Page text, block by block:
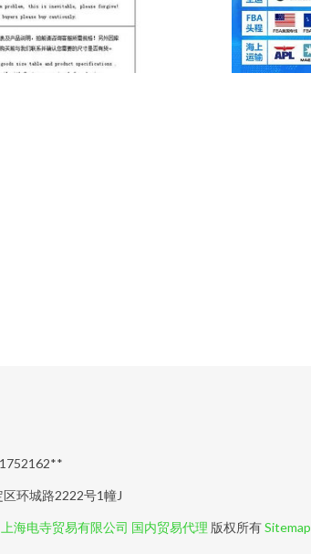
环城路2222号1幢J
上海电寺贸易有限公司 国内贸易代理 版权所有Sitemap